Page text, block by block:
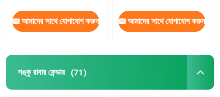
আমাদের সাথে যোগাযোগ করুন আমাদের সাথে যোগাযোগ করুন
শঙ্কু রাবার ফেন্ডার (71)